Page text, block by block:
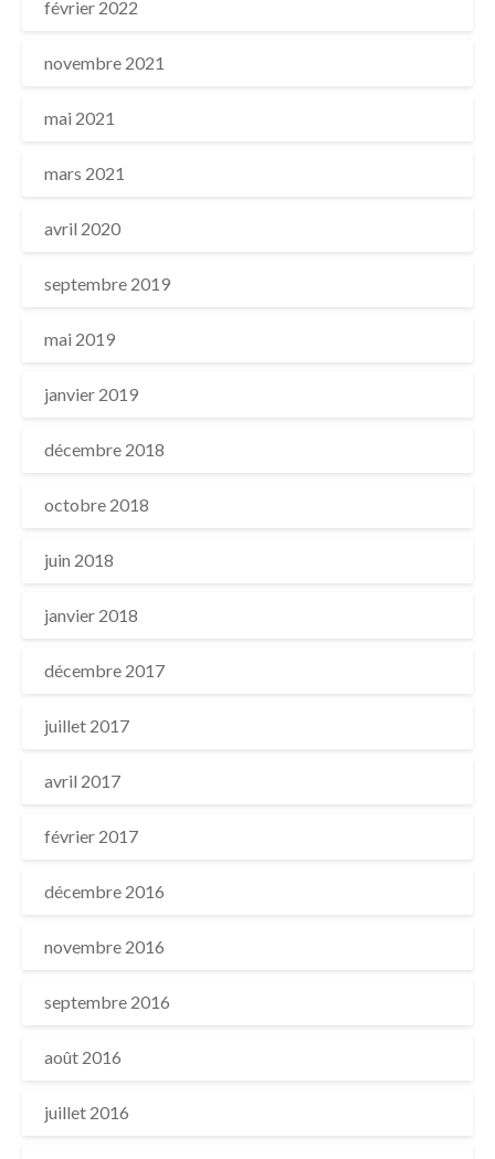
février 2022
novembre 2021
mai 2021
mars 2021
avril 2020
septembre 2019
mai 2019
janvier 2019
décembre 2018
octobre 2018
juin 2018
janvier 2018
décembre 2017
juillet 2017
avril 2017
février 2017
décembre 2016
novembre 2016
septembre 2016
août 2016
juillet 2016